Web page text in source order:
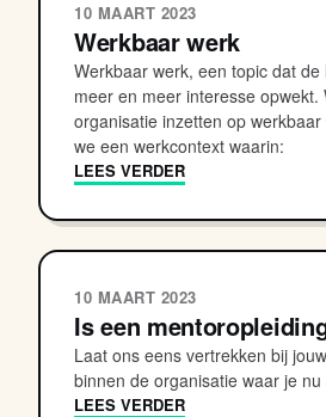
10 MAART 2023
Werkbaar werk
Werkbaar werk, een topic dat de
meer en meer interesse opwekt.
organisatie inzetten op
we een werkcontext waarin:
LEES VERDER
10 MAART 2023
Is een
Laat ons eens vertrekken bij
binnen de organisatie waar je
LEES VERDER